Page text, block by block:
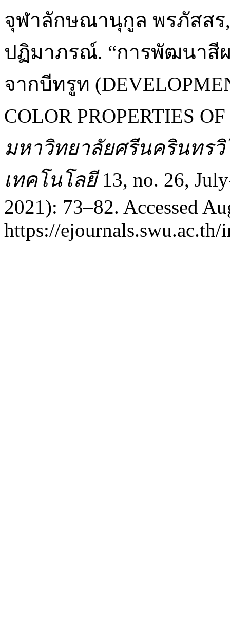
จุฬาลักษณานุกูล พรภัสสร
ปฏิมาภรณ์. “การพัฒนาสี
จากบีทรูท
COLOR PROPERTIES
มหาวิทยาลัยศรีนครินทร
เทคโนโลยี13, no. 26,
2021): 73–82. Accessed
https://